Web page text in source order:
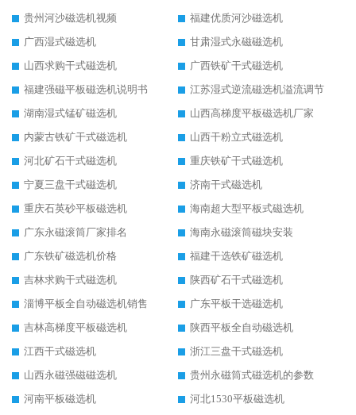
贵州河沙磁选机视频
福建优质河沙磁选机
广西湿式磁选机
甘肃湿式永磁磁选机
山西求购干式磁选机
广西铁矿干式磁选机
福建强磁平板磁选机说明书
江苏湿式逆流磁选机溢流调节
湖南湿式锰矿磁选机
山西高梯度平板磁选机厂家
内蒙古铁矿干式磁选机
山西干粉立式磁选机
河北矿石干式磁选机
重庆铁矿干式磁选机
宁夏三盘干式磁选机
济南干式磁选机
重庆石英砂平板磁选机
海南超大型平板式磁选机
广东永磁滚筒厂家排名
海南永磁滚筒磁块安装
广东铁矿磁选机价格
福建干选铁矿磁选机
吉林求购干式磁选机
陕西矿石干式磁选机
淄博平板全自动磁选机销售
广东平板干选磁选机
吉林高梯度平板磁选机
陕西平板全自动磁选机
江西干式磁选机
浙江三盘干式磁选机
山西永磁强磁磁选机
贵州永磁筒式磁选机的参数
河南平板磁选机
河北1530平板磁选机